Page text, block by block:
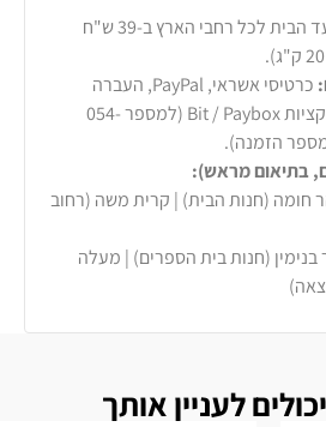
שליח עד הבית לכל רחבי הארץ ב-39 ש"ח
כרטיסי אשראי, PayPal, העברה
בנקאית או באפליקציות Bit / Paybox (למספר 054-
בתיאום מראש):
חומה (חנות הבית) | קרית משה (רחוב
(חנות בית הספרים) | מעלה
לעניין אותך